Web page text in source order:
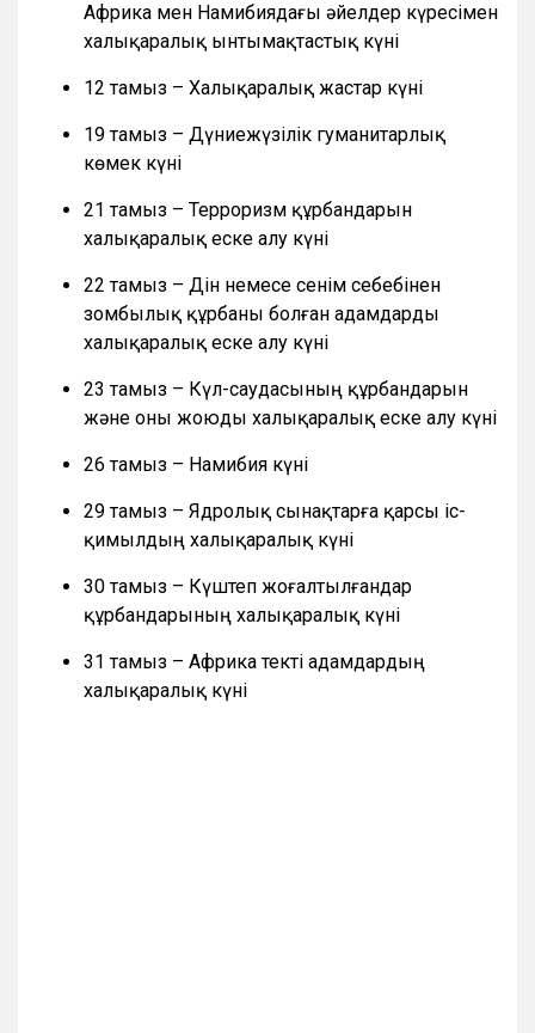
Африка мен Намибиядағы әйелдер күресімен
халықаралық ынтымақтастық күні
12 тамыз – Халықаралық жастар күні
19 тамыз – Дүниежүзілік гуманитарлық
көмек күні
21 тамыз – Терроризм құрбандарын
халықаралық еске алу күні
22 тамыз – Дін немесе сенім себебінен
зомбылық құрбаны болған адамдарды
халықаралық еске алу күні
23 тамыз – Күл-саудасының құрбандарын
және оны жоюды халықаралық еске алу күні
26 тамыз – Намибия күні
29 тамыз – Ядролық сынақтарға қарсы іс-
қимылдың халықаралық күні
30 тамыз – Күштеп жоғалтылғандар
құрбандарының халықаралық күні
31 тамыз – Африка текті адамдардың
халықаралық күні